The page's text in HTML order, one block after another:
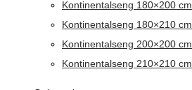
Kontinentalseng 180×200 cm
Kontinentalseng 180×210 cm
Kontinentalseng 200×200 cm
Kontinentalseng 210×210 cm